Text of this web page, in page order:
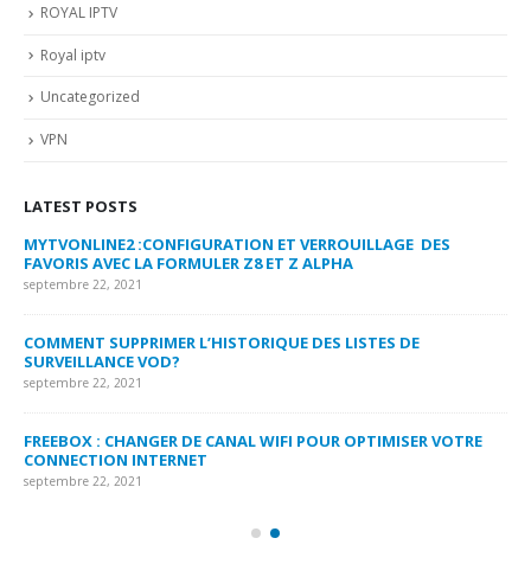
ROYAL IPTV
Royal iptv
Uncategorized
VPN
LATEST POSTS
MYTVONLINE2 :CONFIGURATION ET VERROUILLAGE DES
FAVORIS AVEC LA FORMULER Z8 ET Z ALPHA
septembre 22, 2021
COMMENT SUPPRIMER L’HISTORIQUE DES LISTES DE
SURVEILLANCE VOD?
septembre 22, 2021
FREEBOX : CHANGER DE CANAL WIFI POUR OPTIMISER VOTRE
CONNECTION INTERNET
septembre 22, 2021